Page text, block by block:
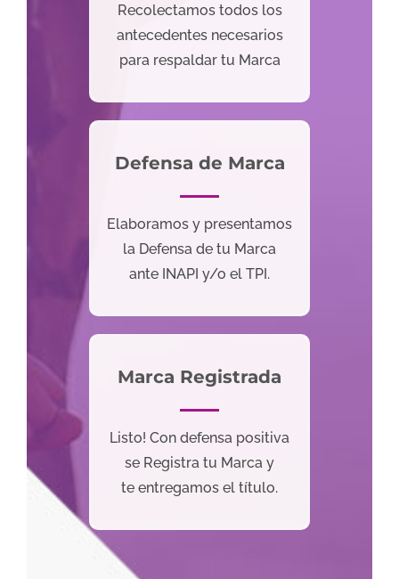
Recolectamos todos los
antecedentes necesarios
para respaldar tu Marca
Defensa de Marca
Elaboramos y presentamos
la Defensa de tu Marca
ante INAPI y/o el TPI.
Marca Registrada
Listo! Con defensa positiva
se Registra tu Marca y
te entregamos el título.